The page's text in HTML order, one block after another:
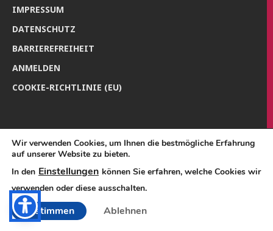
IMPRES­SUM
DATEN­SCHUTZ
BAR­RIE­RE­FREI­HEIT
ANMEL­DEN
COO­KIE-RICH­T­­LI­­NIE (EU)
Wir verwenden Cookies, um Ihnen die bestmögliche Erfahrung
auf unserer Website zu bieten.
In den Einstellungen können Sie erfahren, welche Cookies wir
verwenden oder diese ausschalten.
Zustimmen Ablehnen